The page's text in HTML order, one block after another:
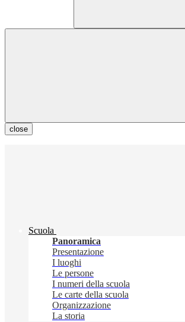
close
Scuola
Panoramica
Presentazione
I luoghi
Le persone
I numeri della scuola
Le carte della scuola
Organizzazione
La storia